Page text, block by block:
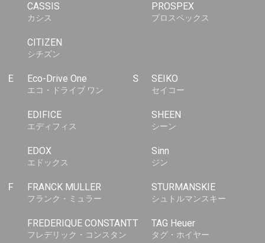
CASSIS
カシス
CITIZEN
シチズン
E Eco-Drive One
エコ・ドライブ ワン
EDIFICE
エディフィス
EDOX
エドックス
F FRANCK MULLER
フランク・ミュラー
FREDERIQUE CONSTANT
フレデリック・コンスタン
PROSPEX
プロスペックス
S SEIKO
セイコー
SHEEN
シーン
Sinn
ジン
STURMANSKIE
シュトルマンスキー
T TAG Heuer
タグ・ホイヤー